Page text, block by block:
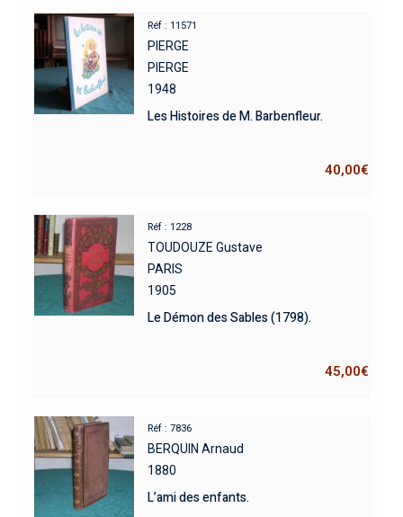
Réf : 11571
PIERGE
PIERGE
1948
Les Histoires de M. Barbenfleur.
40,00€
Réf : 1228
TOUDOUZE Gustave
PARIS
1905
Le Démon des Sables (1798).
45,00€
Réf : 7836
BERQUIN Arnaud
1880
L’ami des enfants.